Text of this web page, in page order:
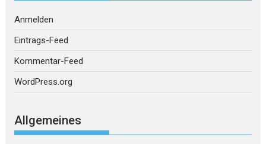
Anmelden
Eintrags-Feed
Kommentar-Feed
WordPress.org
Allgemeines